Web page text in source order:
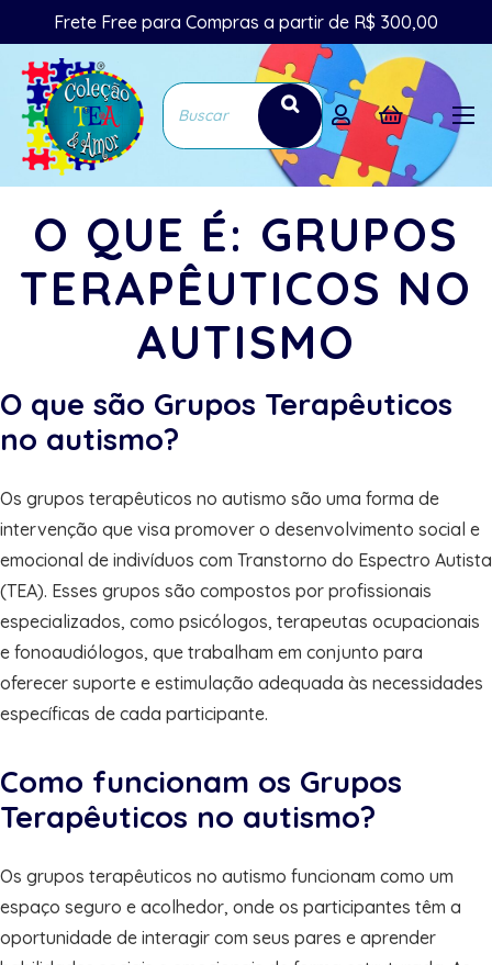
Frete Free para Compras a partir de R$ 300,00
O QUE É: GRUPOS
TERAPÊUTICOS NO
AUTISMO
O que são Grupos Terapêuticos
no autismo?
Os grupos terapêuticos no autismo são uma forma de
intervenção que visa promover o desenvolvimento social e
emocional de indivíduos com Transtorno do Espectro Autista
(TEA). Esses grupos são compostos por profissionais
especializados, como psicólogos, terapeutas ocupacionais
e fonoaudiólogos, que trabalham em conjunto para
oferecer suporte e estimulação adequada às necessidades
específicas de cada participante.
Como funcionam os Grupos
Terapêuticos no autismo?
Os grupos terapêuticos no autismo funcionam como um
espaço seguro e acolhedor, onde os participantes têm a
oportunidade de interagir com seus pares e aprender